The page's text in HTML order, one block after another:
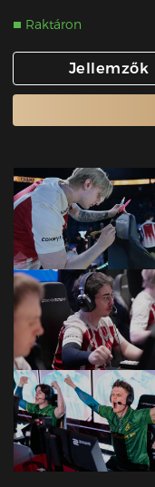
Raktáron
Jellemzők